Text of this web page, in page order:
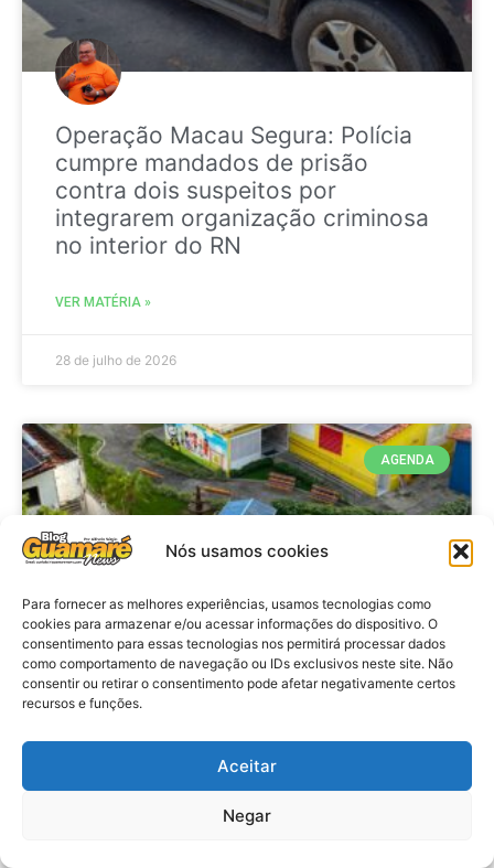
Nós usamos cookies
Para fornecer as melhores experiências, usamos tecnologias como
cookies para armazenar e/ou acessar informações do dispositivo. O
consentimento para essas tecnologias nos permitirá processar dados
como comportamento de navegação ou IDs exclusivos neste site. Não
consentir ou retirar o consentimento pode afetar negativamente certos
recursos e funções.
Aceitar
Negar
Operação Macau Segura: Polícia
cumpre mandados de prisão
contra dois suspeitos por
integrarem organização criminosa
no interior do RN
VER MATÉRIA »
28 de julho de 2026
AGENDA
Agenda: 10ª Mostra Pedagógica
da Casa Durval Paiva acontecerá
nesta quarta-feira (29)